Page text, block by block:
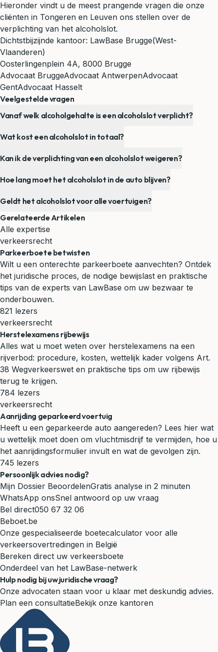
Hieronder vindt u de meest prangende vragen die onze
cliënten in Tongeren en Leuven ons stellen over de
verplichting van het alcoholslot.
Dichtstbijzijnde kantoor: LawBase Brugge(West-
Vlaanderen)
Oosterlingenplein 4A, 8000 Brugge
Advocaat BruggeAdvocaat AntwerpenAdvocaat
GentAdvocaat Hasselt
Veelgestelde vragen
Vanaf welk alcoholgehalte is een alcoholslot verplicht?
Wat kost een alcoholslot in totaal?
Kan ik de verplichting van een alcoholslot weigeren?
Hoe lang moet het alcoholslot in de auto blijven?
Geldt het alcoholslot voor alle voertuigen?
Gerelateerde Artikelen
Alle expertise
verkeersrecht
Parkeerboete betwisten
Wilt u een onterechte parkeerboete aanvechten? Ontdek
het juridische proces, de nodige bewijslast en praktische
tips van de experts van LawBase om uw bezwaar te
onderbouwen.
821 lezers
verkeersrecht
Herstelexamens rijbewijs
Alles wat u moet weten over herstelexamens na een
rijverbod: procedure, kosten, wettelijk kader volgens Art.
38 Wegverkeerswet en praktische tips om uw rijbewijs
terug te krijgen.
784 lezers
verkeersrecht
Aanrijding geparkeerd voertuig
Heeft u een geparkeerde auto aangereden? Lees hier wat
u wettelijk moet doen om vluchtmisdrijf te vermijden, hoe u
het aanrijdingsformulier invult en wat de gevolgen zijn.
745 lezers
Persoonlijk advies nodig?
Mijn Dossier BeoordelenGratis analyse in 2 minuten
WhatsApp onsSnel antwoord op uw vraag
Bel direct050 67 32 06
Beboet.be
Onze gespecialiseerde boetecalculator voor alle
verkeersovertredingen in België
Bereken direct uw verkeersboete
Onderdeel van het LawBase-netwerk
Hulp nodig bij uw juridische vraag?
Onze advocaten staan voor u klaar met deskundig advies.
Plan een consultatieBekijk onze kantoren